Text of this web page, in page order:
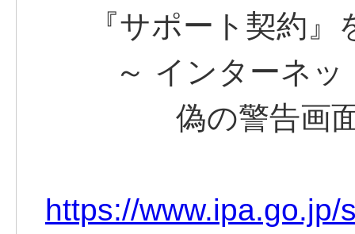
『サポート契約』
～ インターネッ
偽の警告画面に
https://